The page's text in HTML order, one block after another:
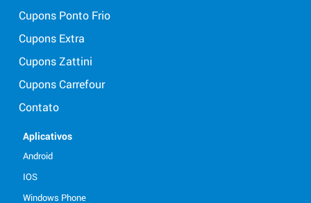
Cupons Ponto Frio
Cupons Extra
Cupons Zattini
Cupons Carrefour
Contato
Aplicativos
Android
IOS
Windows Phone